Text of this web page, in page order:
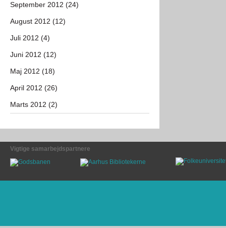
September 2012 (24)
August 2012 (12)
Juli 2012 (4)
Juni 2012 (12)
Maj 2012 (18)
April 2012 (26)
Marts 2012 (2)
Vigtige samarbejdspartnere